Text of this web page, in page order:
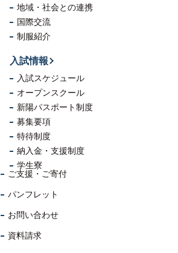
地域・社会との連携
国際交流
制服紹介
入試情報
入試スケジュール
オープンスクール
新陽パスポート制度
募集要項
特待制度
納入金・支援制度
学生寮
ご支援・ご寄付
パンフレット
お問い合わせ
資料請求